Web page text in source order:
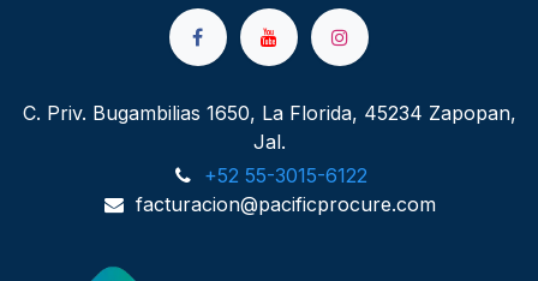
C. Priv. Bugambilias 1650, La Florida, 45234 Zapopan,
Jal.
+52 55-3015-6122
facturacion@pacificprocure.com